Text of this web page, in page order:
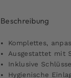
Beschreibung
Komplettes,
Ausgestattet mit
Inklusive
Hygienische